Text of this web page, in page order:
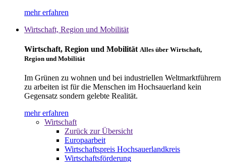
mehr erfahren
Wirtschaft, Region und Mobilität
Wirtschaft, Region und Mobilität Alles über Wirtschaft,
Region und Mobilität
Im Grünen zu wohnen und bei industriellen Weltmarktführern
zu arbeiten ist für die Menschen im Hochsauerland kein
Gegensatz sondern gelebte Realität.
mehr erfahren
Wirtschaft
Zurück zur Übersicht
Europaarbeit
Wirtschaftspreis Hochsauerlandkreis
Wirtschaftsförderung